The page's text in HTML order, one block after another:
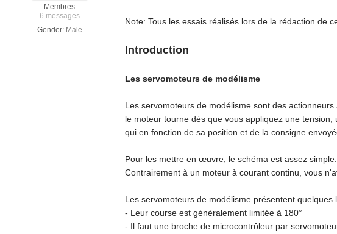
Membres
6 messages
Gender: Male
Note: Tous les essais réalisés lors de la rédaction de
Introduction
Les servomoteurs de modélisme
Les servomoteurs de modélisme sont des
le moteur tourne dès que vous appliquez une
qui en fonction de sa position et de la consigne
Pour les mettre en œuvre, le schéma est assez
Contrairement à un moteur à courant continu, vous
Les servomoteurs de modélisme présentent quelques
- Leur course est généralement limitée à 180°
- Il faut une broche de microcontrôleur par